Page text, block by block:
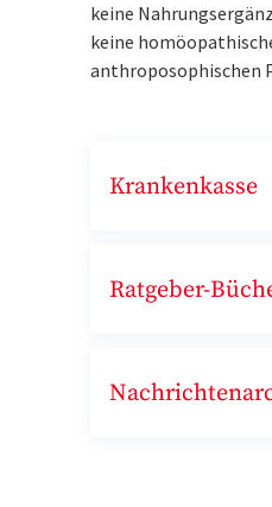
keine
keine
anthroposophischen
Krankenkasse
Ratgeber-